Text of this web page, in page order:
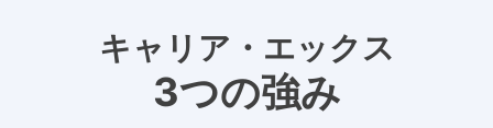
キャリア・エックス
3つの強み